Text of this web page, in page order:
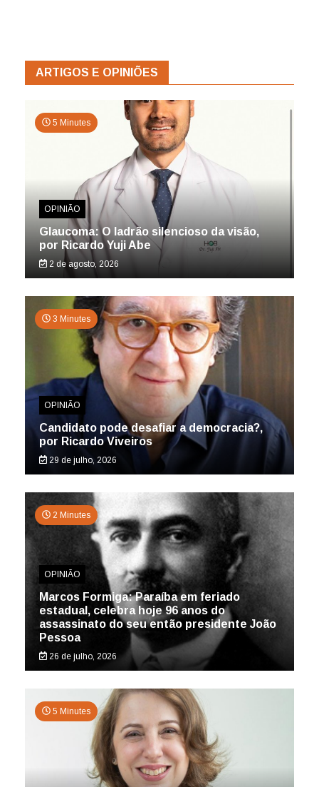
ARTIGOS E OPINIÕES
5 Minutes
OPINIÃO
Glaucoma: O ladrão silencioso da visão,
por Ricardo Yuji Abe
2 de agosto, 2026
3 Minutes
OPINIÃO
Candidato pode desafiar a democracia?,
por Ricardo Viveiros
29 de julho, 2026
2 Minutes
OPINIÃO
Marcos Formiga: Paraíba em feriado
estadual, celebra hoje 96 anos do
assassinato do seu então presidente João
Pessoa
26 de julho, 2026
5 Minutes